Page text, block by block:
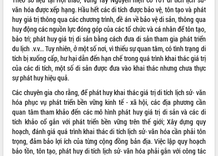
Đắk Lắk rà soát, điều chỉnh Đề án 190
về phát triển nuôi trồng thủy sản
Phó Chủ tịch UBND tỉnh Đắk Lắk
Trương Công Thái kiểm tra thực địa
Dự án cao tốc Khánh Hòa - Buôn Ma
Thuột
Định vị cà phê Việt Nam như một “di
sản sống” trong dòng chảy toàn cầu
Xây dựng nông thôn mới: Nâng cao đời
sống người dân từ những mô hình thiết
thực
Quyết liệt tháo gỡ vướng mắc, đẩy
nhanh tiến độ các dự án trọng điểm
trong Khu kinh tế Nam Phú Yên
văn hóa được xếp hạng. Hầu hết các di tích được bảo vệ, tôn tạo và phát
huy giá trị thông qua các chương trình, đề án về bảo vệ di sản, thông qua
huy động các nguồn lực đóng góp của các tổ chức và cá nhân để tôn tạo,
bảo trì; phát huy giá trị di sản bằng cách đưa di sản tham gia phát triển
du lịch .v.v... Tuy nhiên, ở một số nơi, vì thiếu sự quan tâm, có tình trạng di
tích bị xuống cấp, hư hại dẫn đến hạn chế trong quá trình khai thác giá trị
của các di tích, một số di sản được đưa vào khai thác nhưng chưa thực
sự phát huy hiệu quả.
Các chuyên gia cho rằng, để phát huy khai thác giá trị di tích lịch sử- văn
hóa phục vụ phát triển bền vững kinh tế - xã hội, các địa phương cần
quan tâm tham khảo đến các mô hình phát huy giá trị di sản và các di
tích khảo cổ gắn với phát triển bền vững trên thế giới; Xây dựng quy
hoạch, đánh giá quá trình khai thác di tích lịch sử- văn hóa cần phải tôn
trọng, đảm bảo lợi ích của từng cộng đồng bản địa. Việc lập quy hoạch
bảo tồn, tôn tạo, phát huy di tích lịch sử- văn hóa phải gắn với công tác